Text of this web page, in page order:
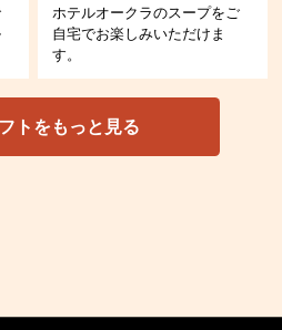
ホテルオークラのスープをご
自宅でお楽しみいただけま
す。
トをもっと見る